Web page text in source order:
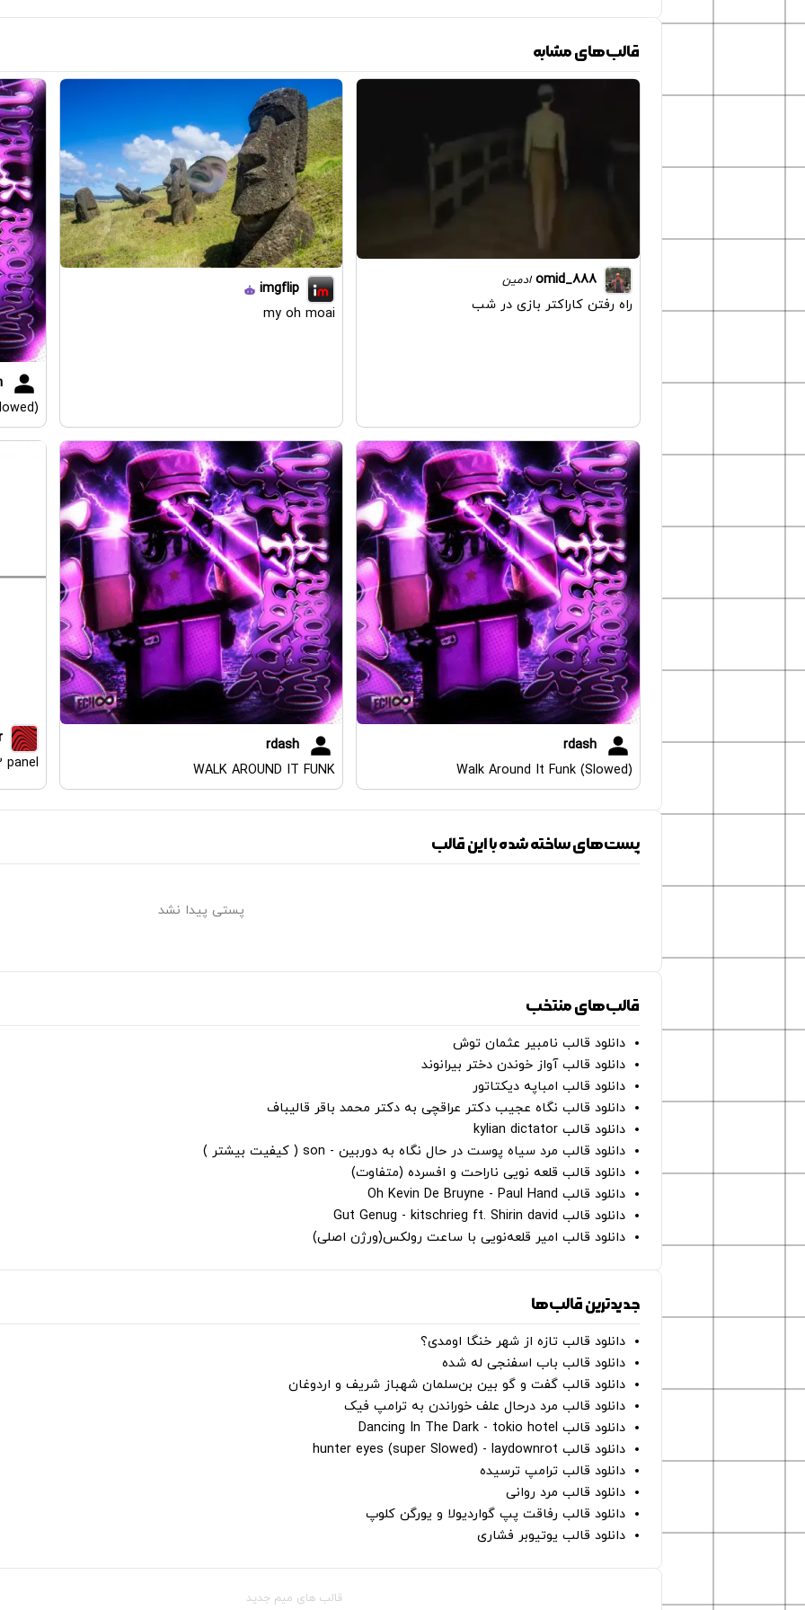
قالب‌های مشابه
omid_888 ادمین
راه رفتن کاراکتر بازی در شب
imgflip
my oh moai
rdash
Walk Around It Funk (Slowed)
rdash
WALK AROUND IT FUNK
panel
پست‌های ساخته شده با این قالب
پستی پیدا نشد
قالب‌های منتخب
دانلود قالب نامبیر عثمان ‌توش
دانلود قالب آواز خوندن دختر بیرانوند
دانلود قالب امباپه دیکتاتور
دانلود قالب نگاه عجیب دکتر عراقچی به دکتر محمد باقر قالیباف
دانلود قالب kylian dictator
دانلود قالب مرد سیاه پوست در حال نگاه به دوربین - son ( کیفیت بیشتر )
دانلود قالب قلعه نویی ناراحت و افسرده (متفاوت)
دانلود قالب Oh Kevin De Bruyne - Paul Hand
دانلود قالب Gut Genug - kitschrieg ft. Shirin david
دانلود قالب امیر قلعه‌نویی با ساعت رولکس(ورژن اصلی)
جدیدترین قالب‌ها
دانلود قالب تازه از شهر خنگا اومدی؟
دانلود قالب باب اسفنجی له شده
دانلود قالب گفت و گو بین بن‌سلمان شهباز شریف و اردوغان
دانلود قالب مرد درحال علف خوراندن به ترامپ فیک
دانلود قالب Dancing In The Dark - tokio hotel
دانلود قالب hunter eyes (super Slowed) - laydownrot
دانلود قالب ترامپ ترسیده
دانلود قالب مرد روانی
دانلود قالب رفاقت پپ گواردیولا و یورگن کلوپ
دانلود قالب یوتیوبر فشاری
قالب‌ های میم جدید